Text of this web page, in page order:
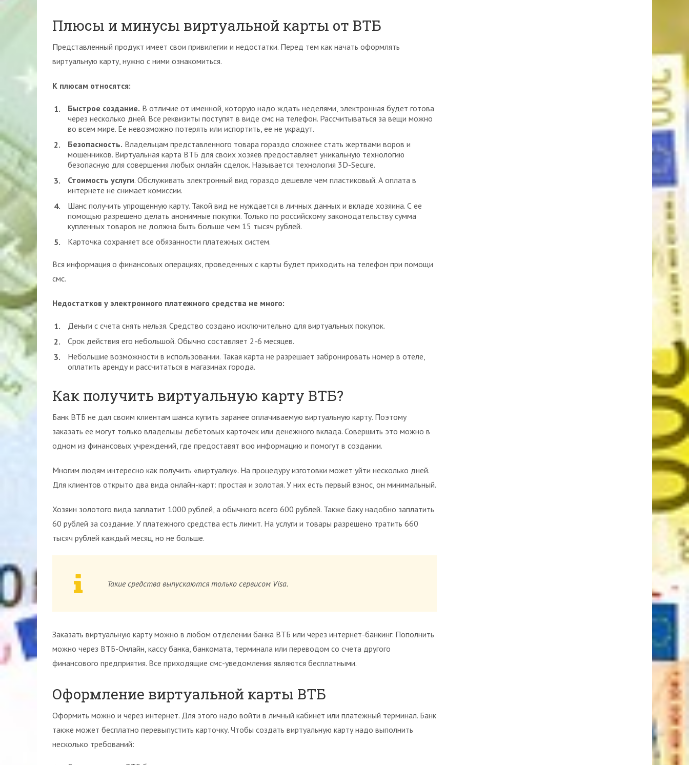
Плюсы и минусы виртуальной карты от ВТБ
Представленный продукт имеет свои привилегии и недостатки. Перед тем как начать оформлять
виртуальную карту, нужно с ними ознакомиться.
К плюсам относятся:
Быстрое создание. В отличие от именной, которую надо ждать неделями, электронная будет готова
через несколько дней. Все реквизиты поступят в виде смс на телефон. Рассчитываться за вещи можно
во всем мире. Ее невозможно потерять или испортить, ее не украдут.
Безопасность. Владельцам представленного товара гораздо сложнее стать жертвами воров и
мошенников. Виртуальная карта ВТБ для своих хозяев предоставляет уникальную технологию
безопасную для совершения любых онлайн сделок. Называется технология 3D-Secure.
Стоимость услуги. Обслуживать электронный вид гораздо дешевле чем пластиковый. А оплата в
интернете не снимает комиссии.
Шанс получить упрощенную карту. Такой вид не нуждается в личных данных и вкладе хозяина. С ее
помощью разрешено делать анонимные покупки. Только по российскому законодательству сумма
купленных товаров не должна быть больше чем 15 тысяч рублей.
Карточка сохраняет все обязанности платежных систем.
Вся информация о финансовых операциях, проведенных с карты будет приходить на телефон при помощи
смс.
Недостатков у электронного платежного средства не много:
Деньги с счета снять нельзя. Средство создано исключительно для виртуальных покупок.
Срок действия его небольшой. Обычно составляет 2-6 месяцев.
Небольшие возможности в использовании. Такая карта не разрешает забронировать номер в отеле,
оплатить аренду и рассчитаться в магазинах города.
Как получить виртуальную карту ВТБ?
Банк ВТБ не дал своим клиентам шанса купить заранее оплачиваемую виртуальную карту. Поэтому
заказать ее могут только владельцы дебетовых карточек или денежного вклада. Совершить это можно в
одном из финансовых учреждений, где предоставят всю информацию и помогут в создании.
Многим людям интересно как получить «виртуалку». На процедуру изготовки может уйти несколько дней.
Для клиентов открыто два вида онлайн-карт: простая и золотая. У них есть первый взнос, он минимальный.
Хозяин золотого вида заплатит 1000 рублей, а обычного всего 600 рублей. Также баку надобно заплатить
60 рублей за создание. У платежного средства есть лимит. На услуги и товары разрешено тратить 660
тысяч рублей каждый месяц, но не больше.
Такие средства выпускаются только сервисом Visa.
Заказать виртуальную карту можно в любом отделении банка ВТБ или через интернет-банкинг. Пополнить
можно через ВТБ-Онлайн, кассу банка, банкомата, терминала или переводом со счета другого
финансового предприятия. Все приходящие смс-уведомления являются бесплатными.
Оформление виртуальной карты ВТБ
Оформить можно и через интернет. Для этого надо войти в личный кабинет или платежный терминал. Банк
также может бесплатно перевыпустить карточку. Чтобы создать виртуальную карту надо выполнить
несколько требований: